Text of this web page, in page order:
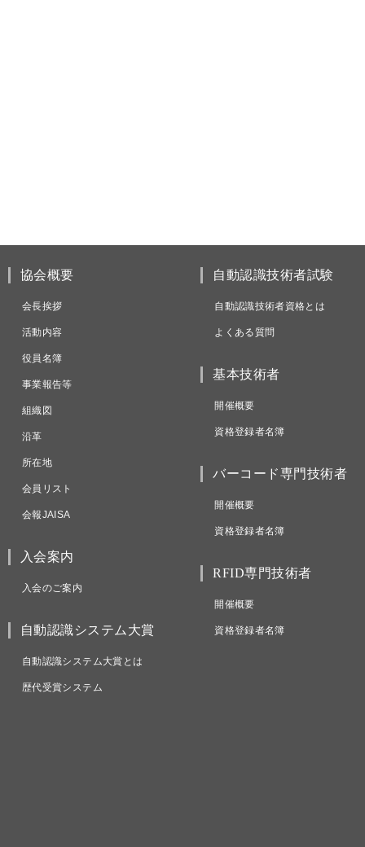
協会概要
会長挨拶
活動内容
役員名簿
事業報告等
組織図
沿革
所在地
会員リスト
会報JAISA
入会案内
入会のご案内
自動認識システム大賞
自動認識システム大賞とは
歴代受賞システム
自動認識技術者試験
自動認識技術者資格とは
よくある質問
基本技術者
開催概要
資格登録者名簿
バーコード専門技術者
開催概要
資格登録者名簿
RFID専門技術者
開催概要
資格登録者名簿